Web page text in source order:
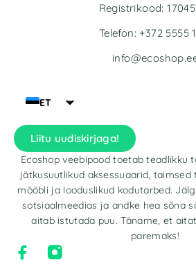
ET
Liitu uudiskirjaga!
Ecoshop veebipood toetab teadlikku
jätkusuutlikud aksessuaarid, taimsed
mööbli ja looduslikud kodutarbed.
sotsiaalmeedias ja andke hea sõna
aitab istutada puu. Täname, et
paremaks!
Registrikood:
Telefon: +372 5555